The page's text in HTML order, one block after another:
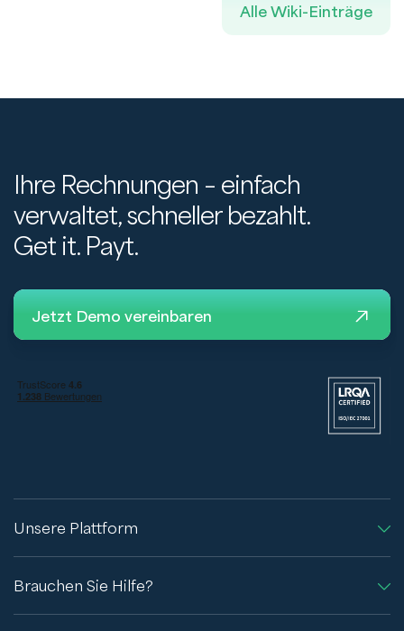
Alle Wiki-Einträge
Ihre Rechnungen – einfach
verwaltet, schneller bezahlt.
Get it. Payt.
Jetzt Demo vereinbaren
Unsere Plattform
Brauchen Sie Hilfe?